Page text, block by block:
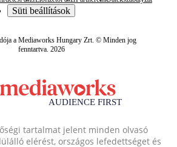
Süti beállítások
a Mediaworks Hungary Zrt. © Minden jog
fenntartva. 2026
tartalmat jelent minden olvasó
elérést, országos lefedettséget és